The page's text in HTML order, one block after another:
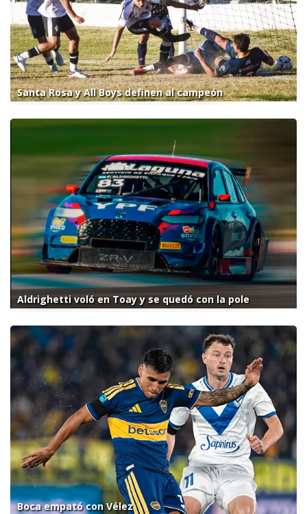
Santa Rosa y All Boys definen al campeón
Aldrighetti voló en Toay y se quedó con la pole
Boca empató con Vélez